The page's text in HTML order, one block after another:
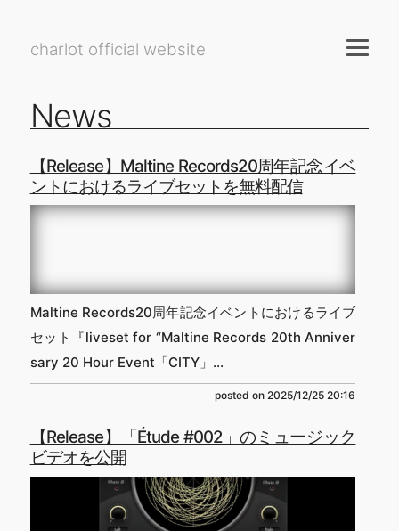
charlot official website
News
【Release】Maltine Records20周年記念イベ
ントにおけるライブセットを無料配信
Maltine Records20周年記念イベントにおけるライブ
セット『liveset for “Maltine Records 20th Anniver
sary 20 Hour Event「CITY」...
posted on2025/12/25 20:16
【Release】「Étude #002」のミュージック
ビデオを公開